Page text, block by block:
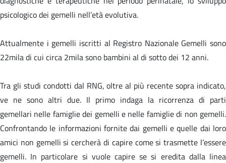
psicologico dei gemelli nell’età evolutiva.
Attualmente i gemelli iscritti al Registro Nazionale Gemelli sono
22mila di cui circa 2mila sono bambini al di sotto dei 12 anni.
Tra gli studi condotti dal RNG, oltre al più recente sopra indicato,
ve ne sono altri due. Il primo indaga la ricorrenza di parti
gemellari nelle famiglie dei gemelli e nelle famiglie di non gemelli.
Confrontando le informazioni fornite dai gemelli e quelle dai loro
amici non gemelli si cercherà di capire come si trasmette l’essere
gemelli. In particolare si vuole capire se si eredita dalla linea